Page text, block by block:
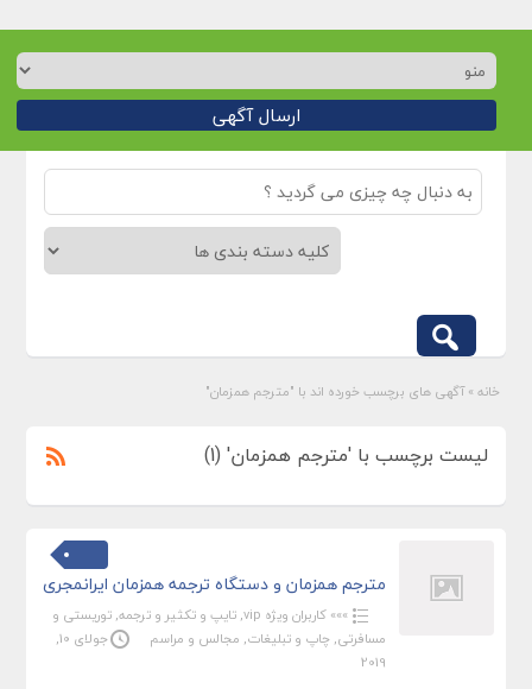
ارسال آگهی
خانه » آگهی های برچسب خورده اند با "مترجم همزمان"
لیست برچسب با 'مترجم همزمان' (1)
مترجم همزمان و دستگاه ترجمه همزمان ایرانمجری
»»» کاربران ویژه vip , تایپ و تکثیر و ترجمه, توریستی و
مسافرتی, چاپ و تبلیغات, مجالس و مراسم
جولای 10,
2019